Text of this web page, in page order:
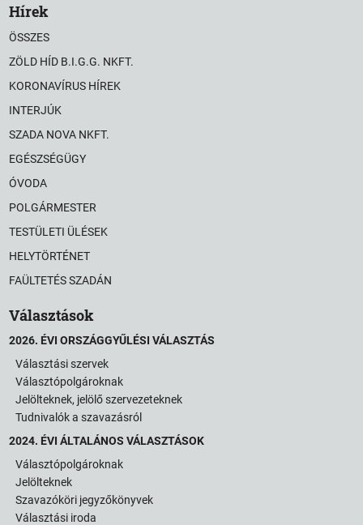
Hírek
ÖSSZES
ZÖLD HÍD B.I.G.G. NKFT.
KORONAVÍRUS HÍREK
INTERJÚK
SZADA NOVA NKFT.
EGÉSZSÉGÜGY
ÓVODA
POLGÁRMESTER
TESTÜLETI ÜLÉSEK
HELYTÖRTÉNET
FAÜLTETÉS SZADÁN
Választások
2026. ÉVI ORSZÁGGYŰLÉSI VÁLASZTÁS
Választási szervek
Választópolgároknak
Jelölteknek, jelölő szervezeteknek
Tudnivalók a szavazásról
2024. ÉVI ÁLTALÁNOS VÁLASZTÁSOK
Választópolgároknak
Jelölteknek
Szavazóköri jegyzőkönyvek
Választási iroda